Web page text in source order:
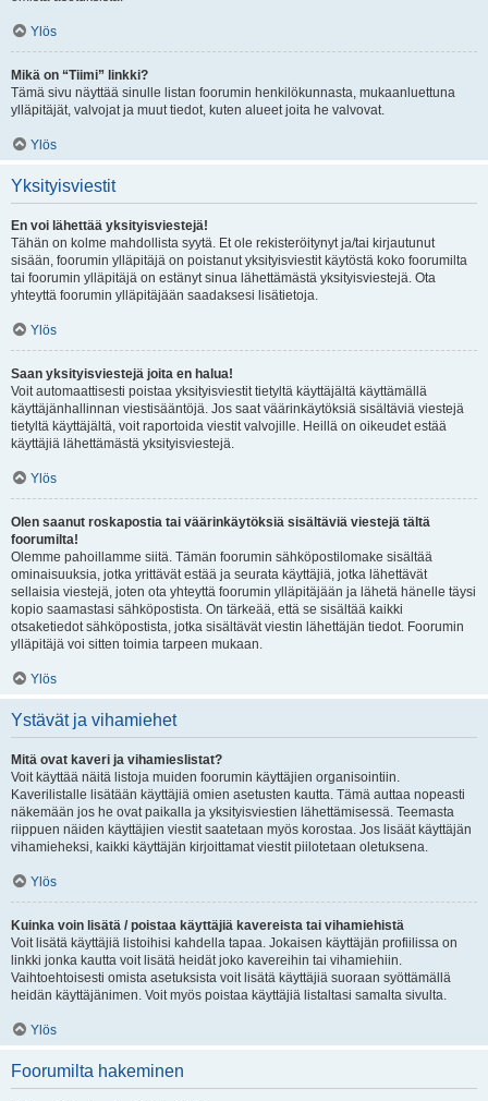
Ylös
Mikä on “Tiimi” linkki?
Tämä sivu näyttää sinulle listan foorumin henkilökunnasta, mukaanluettuna
ylläpitäjät, valvojat ja muut tiedot, kuten alueet joita he valvovat.
Ylös
Yksityisviestit
En voi lähettää yksityisviestejä!
Tähän on kolme mahdollista syytä. Et ole rekisteröitynyt ja/tai kirjautunut
sisään, foorumin ylläpitäjä on poistanut yksityisviestit käytöstä koko foorumilta
tai foorumin ylläpitäjä on estänyt sinua lähettämästä yksityisviestejä. Ota
yhteyttä foorumin ylläpitäjään saadaksesi lisätietoja.
Ylös
Saan yksityisviestejä joita en halua!
Voit automaattisesti poistaa yksityisviestit tietyltä käyttäjältä käyttämällä
käyttäjänhallinnan viestisääntöjä. Jos saat väärinkäytöksiä sisältäviä viestejä
tietyltä käyttäjältä, voit raportoida viestit valvojille. Heillä on oikeudet estää
käyttäjiä lähettämästä yksityisviestejä.
Ylös
Olen saanut roskapostia tai väärinkäytöksiä sisältäviä viestejä tältä
foorumilta!
Olemme pahoillamme siitä. Tämän foorumin sähköpostilomake sisältää
ominaisuuksia, jotka yrittävät estää ja seurata käyttäjiä, jotka lähettävät
sellaisia viestejä, joten ota yhteyttä foorumin ylläpitäjään ja lähetä hänelle täysi
kopio saamastasi sähköpostista. On tärkeää, että se sisältää kaikki
otsaketiedot sähköpostista, jotka sisältävät viestin lähettäjän tiedot. Foorumin
ylläpitäjä voi sitten toimia tarpeen mukaan.
Ylös
Ystävät ja vihamiehet
Mitä ovat kaveri ja vihamieslistat?
Voit käyttää näitä listoja muiden foorumin käyttäjien organisointiin.
Kaverilistalle lisätään käyttäjiä omien asetusten kautta. Tämä auttaa nopeasti
näkemään jos he ovat paikalla ja yksityisviestien lähettämisessä. Teemasta
riippuen näiden käyttäjien viestit saatetaan myös korostaa. Jos lisäät käyttäjän
vihamieheksi, kaikki käyttäjän kirjoittamat viestit piilotetaan oletuksena.
Ylös
Kuinka voin lisätä / poistaa käyttäjiä kavereista tai vihamiehistä
Voit lisätä käyttäjiä listoihisi kahdella tapaa. Jokaisen käyttäjän profiilissa on
linkki jonka kautta voit lisätä heidät joko kavereihin tai vihamiehiin.
Vaihtoehtoisesti omista asetuksista voit lisätä käyttäjiä suoraan syöttämällä
heidän käyttäjänimen. Voit myös poistaa käyttäjiä listaltasi samalta sivulta.
Ylös
Foorumilta hakeminen